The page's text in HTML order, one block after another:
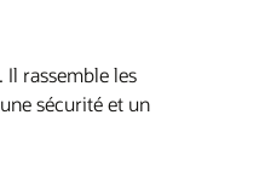
rassemble les
sécurité et un